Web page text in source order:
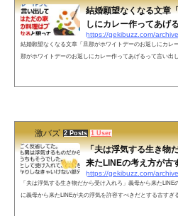
結婚願望なくなる文章
しにカレー作ってあげ
https://gekibuzz.com/
結婚願望なくなる文章「旦那がホワイトデーのお返しにカレ
那がホワイトデーのお返しにカレー作ってあげるって言い出
激バズ 2 Posts 1 User
「夫は浮気する生き物
来たLINEの考え方が古
https://gekibuzz.com/
「夫は浮気する生き物だから受け入れろ」義母から来た
に義母から来たLINEが夫の浮気を許容すべきだとする古すぎ